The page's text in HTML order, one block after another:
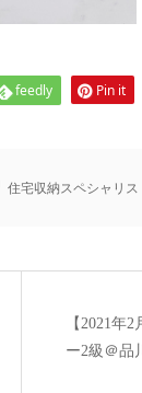
feedly Pin it
住宅収納スペシャリス
【2021年
ー2級＠品川